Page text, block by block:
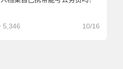
10/16
5,346